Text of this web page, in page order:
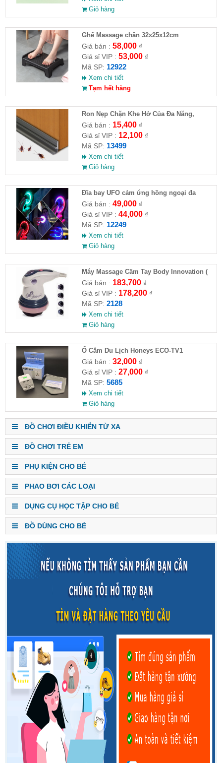
Giỏ hàng
Ghế Massage chân 32x25x12cm
Giá bán : 58,000₫
Giá sỉ VIP : 53,000₫
Mã SP: 12922
Xem chi tiết
Tạm hết hàng
Ron Nẹp Chặn Khe Hở Của Đa Năng,
Chống Côn Trùng( HĐ )
Giá bán : 15,400₫
Giá sỉ VIP : 12,100₫
Mã SP: 13499
Xem chi tiết
Giỏ hàng
Đĩa bay UFO cảm ứng hồng ngoại đa
chiều tự động bay về
Giá bán : 49,000₫
Giá sỉ VIP : 44,000₫
Mã SP: 12249
Xem chi tiết
Giỏ hàng
Máy Massage Cầm Tay Body Innovation (
HĐ )
Giá bán : 183,700₫
Giá sỉ VIP : 178,200₫
Mã SP: 2128
Xem chi tiết
Giỏ hàng
Ổ Cắm Du Lịch Honeys ECO-TV1
Giá bán : 32,000₫
Giá sỉ VIP : 27,000₫
Mã SP: 5685
Xem chi tiết
Giỏ hàng
ĐỒ CHƠI ĐIỀU KHIỂN TỪ XA
ĐỒ CHƠI TRẺ EM
PHỤ KIỆN CHO BÉ
PHAO BƠI CÁC LOẠI
DỤNG CỤ HỌC TẬP CHO BÉ
ĐỒ DÙNG CHO BÉ